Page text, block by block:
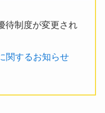
待制度が変更され
関するお知らせ